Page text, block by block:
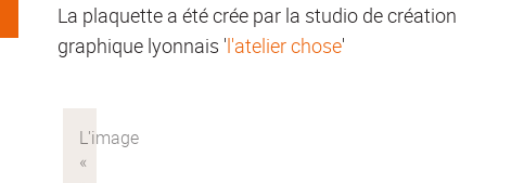
La plaquette a été crée par la studio de création
graphique lyonnais 'l'atelier chose'